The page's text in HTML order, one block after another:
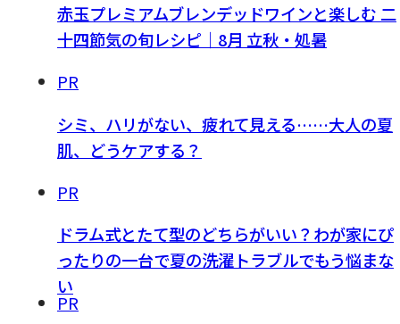
赤玉プレミアムブレンデッドワインと楽しむ 二
十四節気の旬レシピ｜8月 立秋・処暑
PR
シミ、ハリがない、疲れて見える……大人の夏
肌、どうケアする？
PR
ドラム式とたて型のどちらがいい？わが家にぴ
ったりの一台で夏の洗濯トラブルでもう悩まな
い
PR